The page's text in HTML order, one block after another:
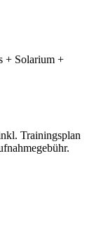
+ Solarium +
Trainingsplan